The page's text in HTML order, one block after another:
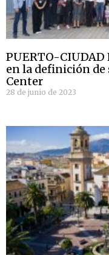
PUERTO-CIUDAD
en la definición
Center
28 de junio de 2023